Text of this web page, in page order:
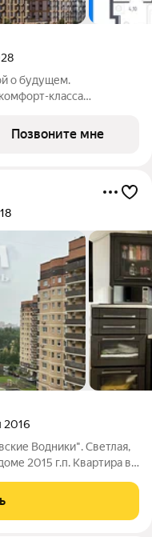
о будущем.
класса
поэтому квартиры
Позвоните мне
2016
Водники". Светлая,
2015 г.п. Квартира в
Просторная лоджия